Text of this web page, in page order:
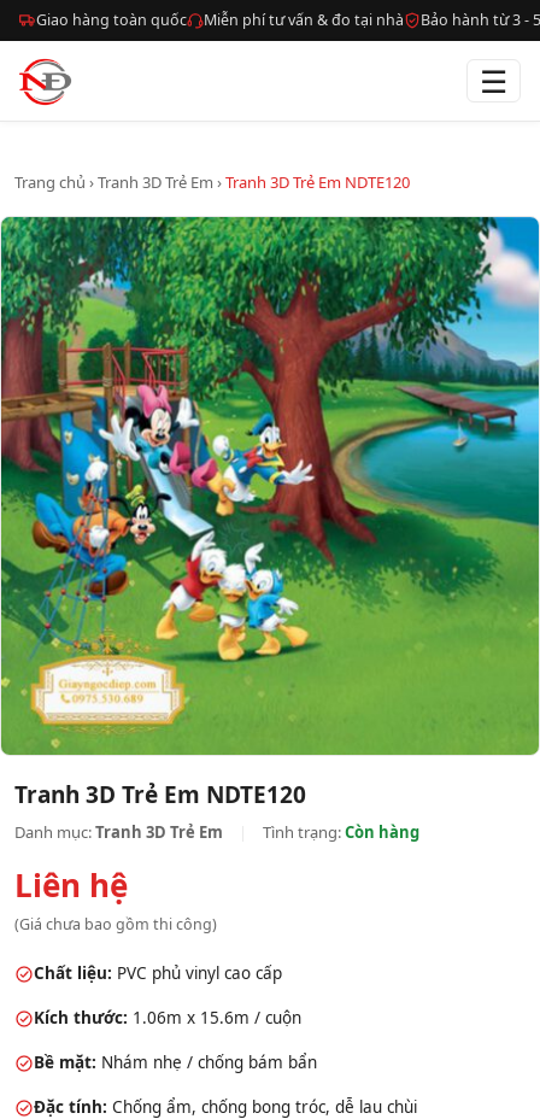
Giao hàng toàn quốc Miễn phí tư vấn & đo tại nhà Bảo hành từ 3 -
☰
Trang chủ ›Tranh 3D Trẻ Em ›Tranh 3D Trẻ Em NDTE120
Tranh 3D Trẻ Em NDTE120
Danh mục:Tranh 3D Trẻ Em Tình trạng:Còn hàng
Liên hệ
(Giá chưa bao gồm thi công)
Chất liệu: PVC phủ vinyl cao cấp
Kích thước: 1.06m x 15.6m / cuộn
Bề mặt: Nhám nhẹ / chống bám bẩn
Đặc tính: Chống ẩm, chống bong tróc, dễ lau chùi